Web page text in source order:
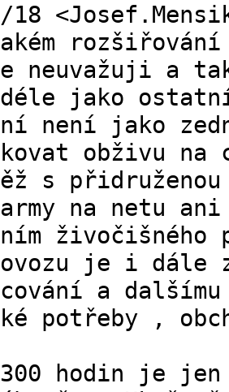
18
neuvažuji a
déle jako
není jako
obživu
s
na netu
je i dále
a
potřeby ,
hodin je jen